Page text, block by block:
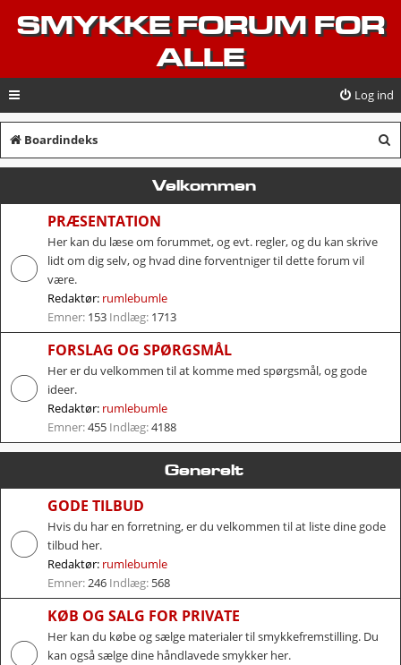
SMYKKE FORUM FOR
ALLE
Log ind
Boardindeks
ø
Velkommen
PRÆSENTATION
Her kan du læse om forummet, og evt. regler, og du kan skrive
lidt om dig selv, og hvad dine forventniger til dette forum vil
være.
Redaktør: rumlebumle
Emner: 153 Indlæg: 1713
FORSLAG OG SPØRGSMÅL
Her er du velkommen til at komme med spørgsmål, og gode
ideer.
Redaktør: rumlebumle
Emner:455 Indlæg:4188
Generelt
GODE TILBUD
Hvis du har en forretning, er du velkommen til at liste dine gode
tilbud her.
Redaktør: rumlebumle
Emner:246 Indlæg: 568
KØB OG SALG FOR PRIVATE
Her kan du købe og sælge materialer til smykkefremstilling. Du
kan også sælge dine håndlavede smykker her.